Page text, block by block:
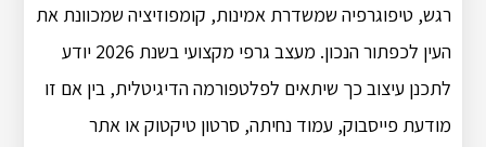
רגש, טיפוגרפיה שמשדרת אמינות, קומפוזיציה שמכוונת את
העין לכפתור הנכון. מעצב גרפי מקצועי בשנת 2026 יודע
לתכנן עיצוב כך שיתאים לפלטפורמה הדיגיטלית, בין אם זו
מודעת פייסבוק, עמוד נחיתה, סרטון טיקטוק או אתר